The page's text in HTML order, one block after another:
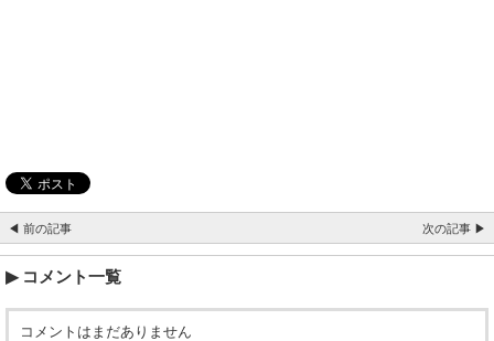
◀ 前の記事 次の記事 ▶
コメント一覧
コメントはまだありません